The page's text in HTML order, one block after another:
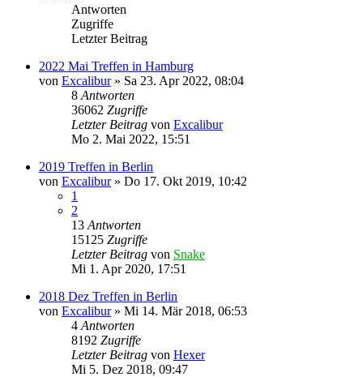
Antworten
Zugriffe
Letzter Beitrag
2022 Mai Treffen in Hamburg
von Excalibur» Sa 23. Apr 2022, 08:04
8 Antworten
36062 Zugriffe
Letzter Beitrag von Excalibur
Mo 2. Mai 2022, 15:51
2019 Treffen in Berlin
von Excalibur» Do 17. Okt 2019, 10:42
1
2
13 Antworten
15125 Zugriffe
Letzter Beitrag von Snake
Mi 1. Apr 2020, 17:51
2018 Dez Treffen in Berlin
von Excalibur» Mi 14. Mär 2018, 06:53
4 Antworten
8192 Zugriffe
Letzter Beitrag von Hexer
Mi 5. Dez 2018, 09:47